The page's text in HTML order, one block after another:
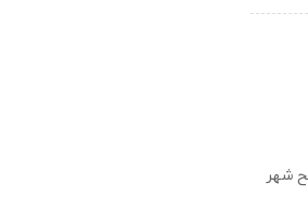
زباله از سطح شهر